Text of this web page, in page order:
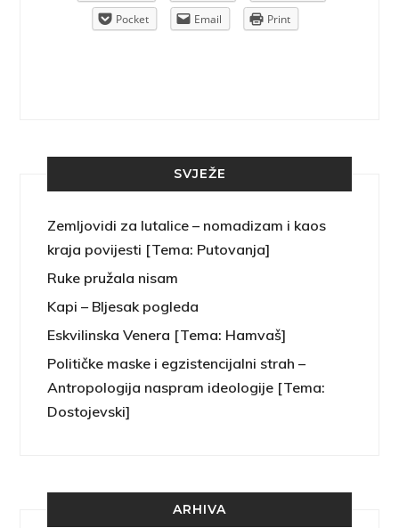
Pocket
Email Print
SVJEŽE
Zemljovidi za lutalice – nomadizam i kaos
kraja povijesti [Tema: Putovanja]
Ruke pružala nisam
Kapi – Bljesak pogleda
Eskvilinska Venera [Tema: Hamvaš]
Političke maske i egzistencijalni strah –
Antropologija naspram ideologije [Tema:
Dostojevski]
ARHIVA